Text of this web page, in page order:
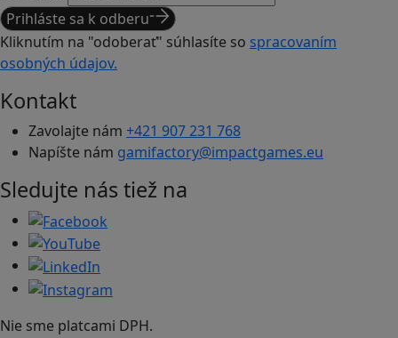
Prihláste sa k odberu
Kliknutím na "odoberať" súhlasíte so spracovaním
osobných údajov.
Kontakt
Zavolajte nám +421 907 231 768
Napíšte nám gamifactory@impactgames.eu
Sledujte nás tiež na
Nie sme platcami DPH.